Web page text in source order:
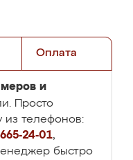
Оплата
и
Просто
из телефонов:
24-01,
быстро